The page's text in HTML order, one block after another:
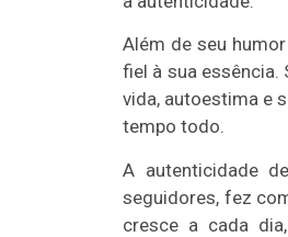
Além de seu
fiel à sua essência.
vida, autoestima e
tempo todo.
A autenticidade
seguidores, fez
cresce a cada